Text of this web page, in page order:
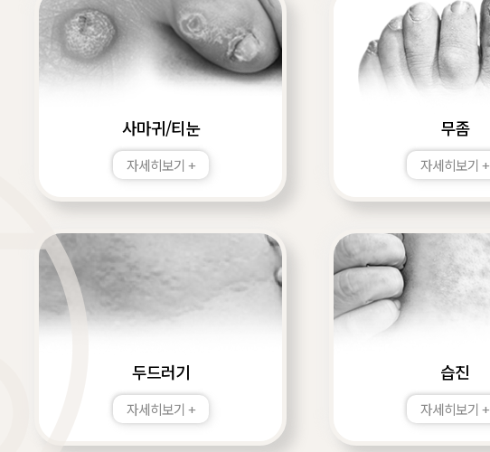
사마귀/티눈
자세히보기 +
무좀
자세히보기 +
두드러기
자세히보기 +
습진
자세히보기 +